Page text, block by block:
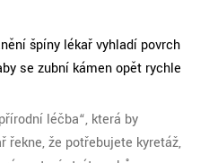
špíny lékař vyhladí povrch
se zubní kámen opět rychle
léčba“, která by
řekne, že potřebujete kyretáž,